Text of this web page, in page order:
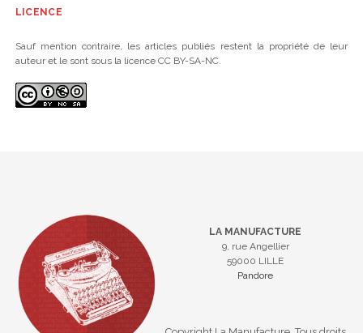
LICENCE
Sauf mention contraire, les articles publiés restent la propriété de leur
auteur et le sont sous la licence CC BY-SA-NC.
LA MANUFACTURE
9, rue Angellier
59000 LILLE
Pandore